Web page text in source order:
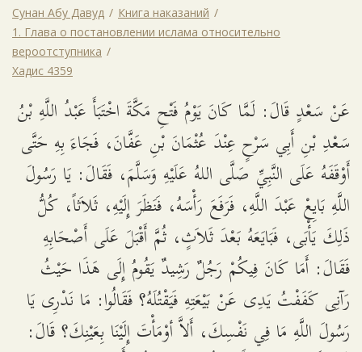
Сунан Абу Давуд
Книга наказаний
1. Глава о постановлении ислама относительно
вероотступника
Хадис 4359
عَنْ سَعْدٍ قَالَ: لَمَّا كَانَ يَوْمُ فَتْحِ مَكَّةَ اخْتَبَأَ عَبْدُ اللَّهِ بْنُ
سَعْدِ بْنِ أَبِي سَرْحٍ عِنْدَ عُثْمَانَ بْنِ عَفَّانَ، فَجَاءَ بِهِ حَتَّى
أَوْقَفَهُ عَلَى النَّبِيِّ صَلَّى اللهُ عَلَيْهِ وَسَلَّمَ، فَقَالَ: يَا رَسُولَ
اللَّهِ بَايِعْ عَبْدَ اللَّهِ، فَرَفَعَ رَأْسَهُ، فَنَظَرَ إِلَيْهِ، ثَلاَثاً، كُلُّ
ذَلِكَ يَأْبَى، فَبَايَعَهُ بَعْدَ ثَلاَثٍ، ثُمَّ أَقْبَلَ عَلَى أَصْحَابِهِ
فَقَالَ: أَمَا كَانَ فِيكُمْ رَجُلٌ رَشِيدٌ يَقُومُ إِلَى هَذَا حَيْثُ
رَآنِى كَفَفْتُ يَدِى عَنْ بَيْعَتِهِ فَيَقْتُلَهُ؟ فَقَالُوا: مَا نَدْرِى يَا
رَسُولَ اللَّهِ مَا فِي نَفْسِكَ، أَلاَّ أوْمَأْتَ إِلَيْنَا بِعَيْنِكَ؟ قَالَ: